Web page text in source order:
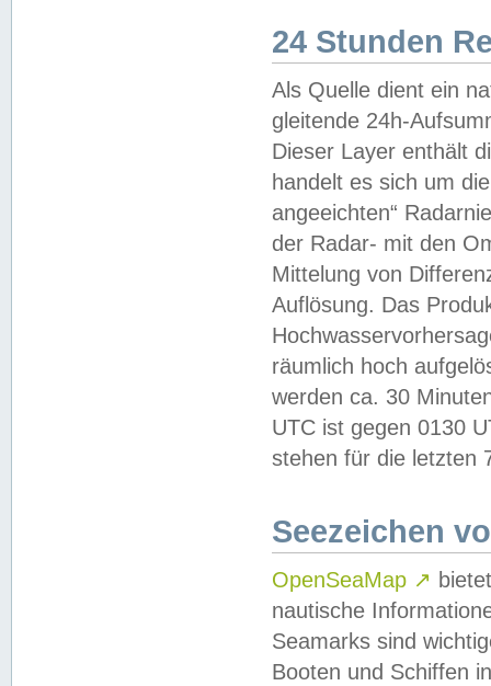
24 Stunden
Als Quelle dient ein
gleitende 24h-
Dieser Layer enthält
handelt es sich um
angeeichten“
der Radar- mit den
Mittelung von
Auflösung. Das
räumlich hoch
werden ca. 30
UTC ist gegen 0130
stehen für die letzten
Seezeichen
OpenSeaMap ↗
nautische
Seamarks sind
Booten und Schiffen